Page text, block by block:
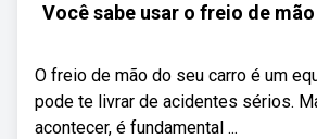
Você sabe usar o freio de
O freio de mão do seu carro é um
pode te livrar de acidentes sérios.
acontecer, é fundamental ...